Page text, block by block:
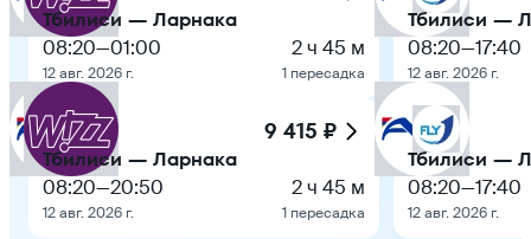
Тбилиси — Ларнака
08:20—01:00
12 авг. 2026 г.
2 ч 45 м
1 пересадка
9 415 ₽
Тбилиси — Ларнака
08:20—20:50
12 авг. 2026 г.
2 ч 45 м
1 пересадка
Тбилиси —
08:20—17:40
12 авг. 2026 г.
Тбилиси —
08:20—17:40
12 авг. 2026 г.